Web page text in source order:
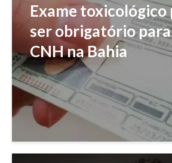
Exame toxicológico
ser obrigatório
CNH na Bahia